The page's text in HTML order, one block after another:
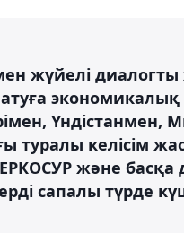
жүйелі
экономикалық
Үндістанмен,
туралы келісім
және басқа
сапалы түрде